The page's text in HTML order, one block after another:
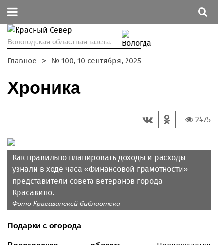
Вологодская областная газета.
Главное № 100, 10 сентября, 2025
Хроника
2475
Как правильно планировать доходы и расходы
узнали в ходе часа «Финансовой грамотности»
представители совета ветеранов города
Красавино.
Фото Красавинской библиотеки
Подарки с огорода